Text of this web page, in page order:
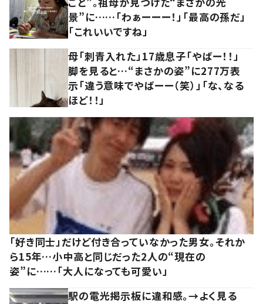
景”に……「わぁーーー！」「最高の孫だ」
「これいいですね」
母「刺青入れた」17歳息子「やばー！！」
脚を見ると…“まさかの姿”に277万表
示「違う意味でやばーー（笑）」「な、なる
ほど！！」
「好き同士」だけど付き合っていなかった男女。それか
ら15年…小中高と同じだった2人の“現在の
姿”に……「大人になっても可愛い」
駅の電光掲示板に違和感。→よく見る